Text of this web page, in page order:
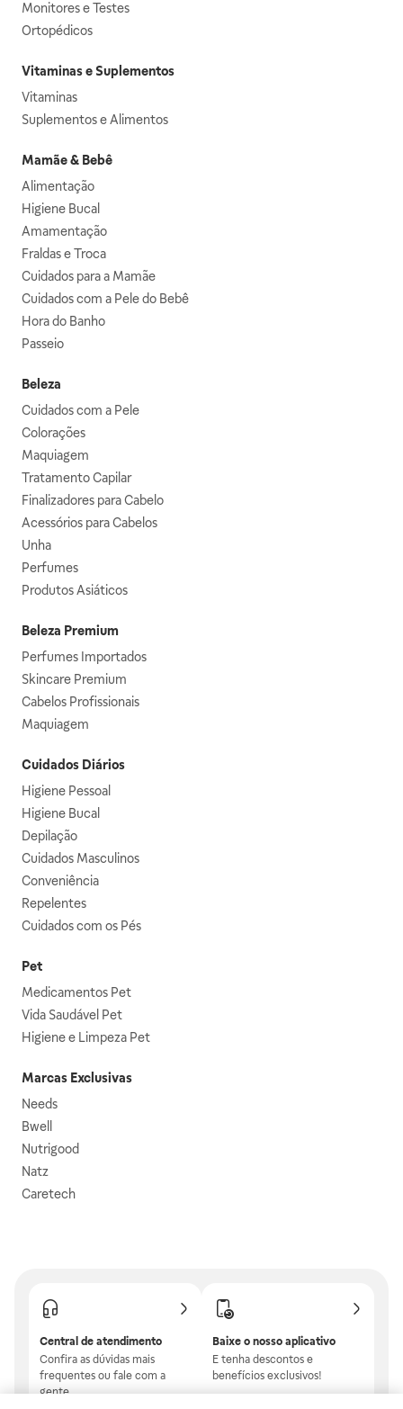
Monitores e Testes
Ortopédicos
Vitaminas e Suplementos
Vitaminas
Suplementos e Alimentos
Mamãe & Bebê
Alimentação
Higiene Bucal
Amamentação
Fraldas e Troca
Cuidados para a Mamãe
Cuidados com a Pele do Bebê
Hora do Banho
Passeio
Beleza
Cuidados com a Pele
Colorações
Maquiagem
Tratamento Capilar
Finalizadores para Cabelo
Acessórios para Cabelos
Unha
Perfumes
Produtos Asiáticos
Beleza Premium
Perfumes Importados
Skincare Premium
Cabelos Profissionais
Maquiagem
Cuidados Diários
Higiene Pessoal
Higiene Bucal
Depilação
Cuidados Masculinos
Conveniência
Repelentes
Cuidados com os Pés
Pet
Medicamentos Pet
Vida Saudável Pet
Higiene e Limpeza Pet
Marcas Exclusivas
Needs
Bwell
Nutrigood
Natz
Caretech
Central de atendimento
Confira as dúvidas mais
frequentes ou fale com a
gente.
Baixe o nosso aplicativo
E tenha descontos e
benefícios exclusivos!